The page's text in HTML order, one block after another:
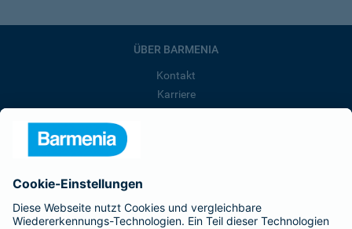
ÜBER BARMENIA
Kontakt
Karriere
Barmenia ist Teil der BarmeniaGothaer
BELIEBTE SEITEN